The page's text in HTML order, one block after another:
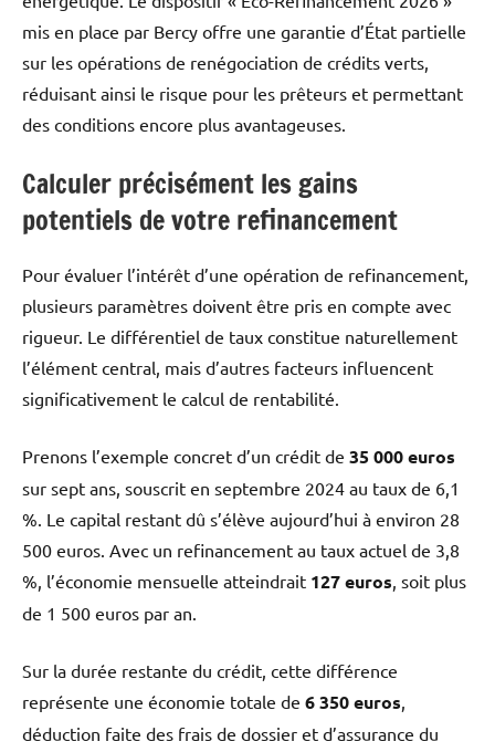
mis en place par Bercy offre une garantie d’État partielle
sur les opérations de renégociation de crédits verts,
réduisant ainsi le risque pour les prêteurs et permettant
des conditions encore plus avantageuses.
Calculer précisément les gains
potentiels de votre refinancement
Pour évaluer l’intérêt d’une opération de refinancement,
plusieurs paramètres doivent être pris en compte avec
rigueur. Le différentiel de taux constitue naturellement
l’élément central, mais d’autres facteurs influencent
significativement le calcul de rentabilité.
Prenons l’exemple concret d’un crédit de 35 000 euros
sur sept ans, souscrit en septembre 2024 au taux de 6,1
%. Le capital restant dû s’élève aujourd’hui à environ 28
500 euros. Avec un refinancement au taux actuel de 3,8
%, l’économie mensuelle atteindrait 127 euros , soit plus
de 1 500 euros par an.
Sur la durée restante du crédit, cette différence
représente une économie totale de 6 350 euros
déduction faite des frais de dossier et d’assurance du